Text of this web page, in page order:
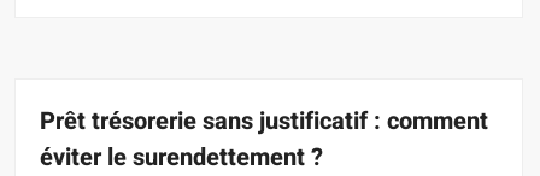
Prêt trésorerie sans justificatif : comment
éviter le surendettement ?